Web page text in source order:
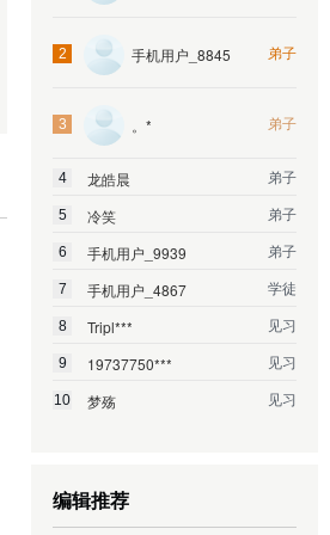
2 手机用户_8845 弟子
3 。* 弟子
4 龙皓晨 弟子
5 冷笑 弟子
6 手机用户_9939 弟子
7 手机用户_4867 学徒
8 Tripl*** 见习
9 19737750*** 见习
10 梦殇 见习
编辑推荐